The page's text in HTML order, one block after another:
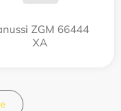
ZGM 66444
XA